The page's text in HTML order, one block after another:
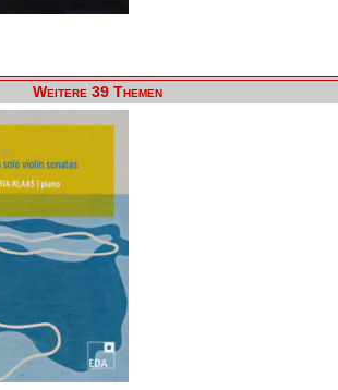
Weitere 39 Themen